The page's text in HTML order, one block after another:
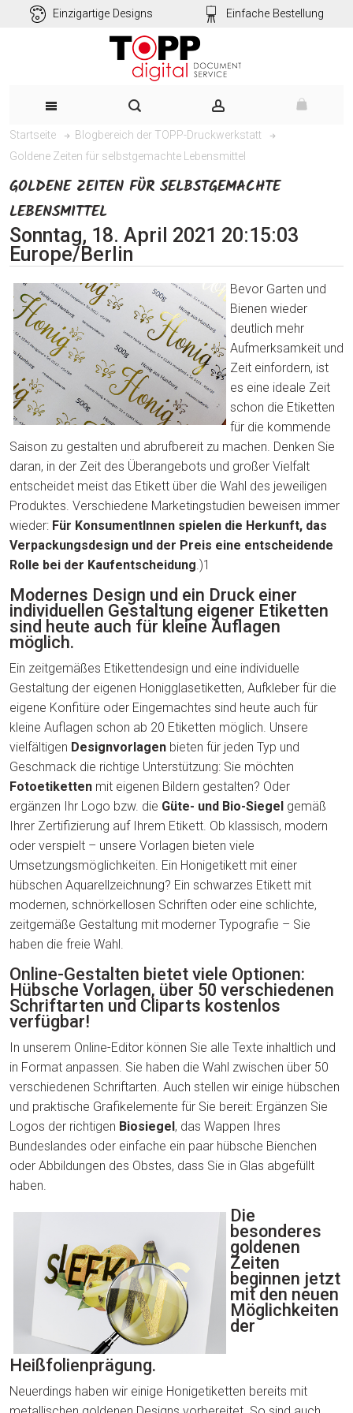
Einzigartige Designs Einfache Bestellung
Startseite
Blogbereich der TOPP-Druckwerkstatt
Goldene Zeiten für selbstgemachte Lebensmittel
GOLDENE ZEITEN FÜR SELBSTGEMACHTE
LEBENSMITTEL
Sonntag, 18. April 2021 20:15:03
Europe/Berlin
Bevor Garten und
Bienen wieder
deutlich mehr
Aufmerksamkeit und
Zeit einfordern, ist
es eine ideale Zeit
schon die Etiketten
für die kommende
Saison zu gestalten und abrufbereit zu machen. Denken Sie
daran, in der Zeit des Überangebots und großer Vielfalt
entscheidet meist das Etikett über die Wahl des jeweiligen
Produktes. Verschiedene Marketingstudien beweisen immer
wieder: Für KonsumentInnen spielen die Herkunft, das
Verpackungsdesign und der Preis eine entscheidende
Rolle bei der Kaufentscheidung .)1
Modernes Design und ein Druck einer
individuellen Gestaltung eigener Etiketten
sind heute auch für kleine Auflagen
möglich.
Ein zeitgemäßes Etikettendesign und eine individuelle
Gestaltung der eigenen Honigglasetiketten, Aufkleber für die
eigene Konfitüre oder Eingemachtes sind heute auch für
kleine Auflagen schon ab 20 Etiketten möglich. Unsere
vielfältigen Designvorlagen bieten für jeden Typ und
Geschmack die richtige Unterstützung: Sie möchten
Fotoetiketten mit eigenen Bildern gestalten? Oder
ergänzen Ihr Logo bzw. die Güte- und Bio-Siegel gemäß
Ihrer Zertifizierung auf Ihrem Etikett. Ob klassisch, modern
oder verspielt – unsere Vorlagen bieten viele
Umsetzungsmöglichkeiten. Ein Honigetikett mit einer
hübschen Aquarellzeichnung? Ein schwarzes Etikett mit
modernen, schnörkellosen Schriften oder eine schlichte,
zeitgemäße Gestaltung mit moderner Typografie – Sie
haben die freie Wahl.
Online-Gestalten bietet viele Optionen:
Hübsche Vorlagen, über 50 verschiedenen
Schriftarten und Cliparts kostenlos
verfügbar!
In unserem Online-Editor können Sie alle Texte inhaltlich und
in Format anpassen. Sie haben die Wahl zwischen über 50
verschiedenen Schriftarten. Auch stellen wir einige hübschen
und praktische Grafikelemente für Sie bereit: Ergänzen Sie
Logos der richtigen Biosiegel, das Wappen Ihres
Bundeslandes oder einfache ein paar hübsche Bienchen
oder Abbildungen des Obstes, dass Sie in Glas abgefüllt
haben.
Die
besonderes
goldenen
Zeiten
beginnen jetzt
mit den neuen
Möglichkeiten
der
Heißfolienprägung.
Neuerdings haben wir einige Honigetiketten bereits mit